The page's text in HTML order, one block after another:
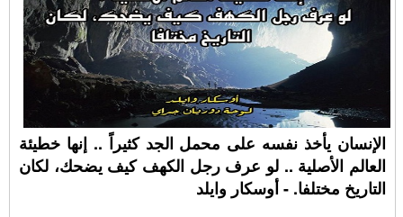
الإنسان يأخذ نفسه على محمل الجد كثيراً .. إنها خطيئة
العالم الأصلية .. لو عرف رجل الكهف كيف يضحك، لكان
التاريخ مختلفا. - أوسكار وايلد